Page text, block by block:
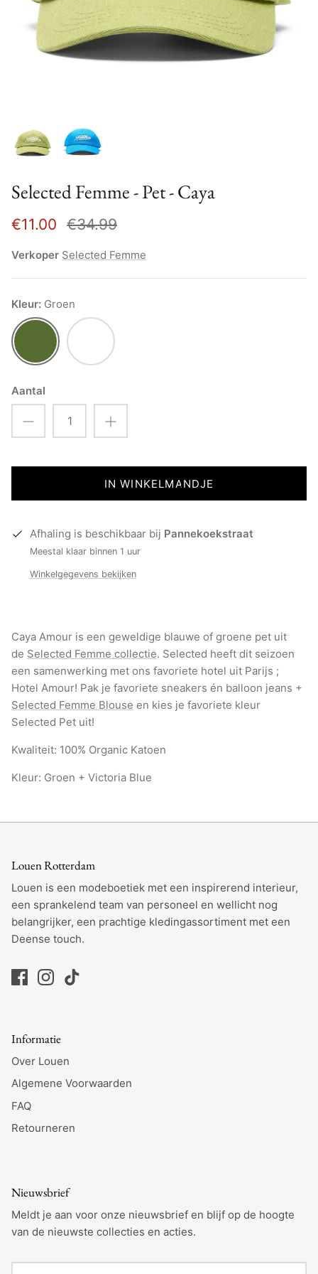
Selected Femme - Pet - Caya
€11.00 €34.99
Verkoper Selected Femme
Kleur Groen
Groen
Donker
Aantal
IN WINKELMANDJE
Afhaling is beschikbaar bij Pannekoekstraat
Meestal klaar binnen 1 uur
Winkelgegevens bekijken
Caya Amour is een geweldige blauwe of groene pet uit
de Selected Femme collectie. Selected heeft dit seizoen
een samenwerking met ons favoriete hotel uit Parijs ;
Hotel Amour! Pak je favoriete sneakers én balloon jeans +
Selected Femme Blouse en kies je favoriete kleur
Selected Pet uit!
Kwaliteit: 100% Organic Katoen
Kleur: Groen + Victoria Blue
Louen Rotterdam
Louen is een modeboetiek met een inspirerend interieur,
een sprankelend team van personeel en wellicht nog
belangrijker, een prachtige kledingassortiment met een
Deense touch.
Informatie
Over Louen
Algemene Voorwaarden
FAQ
Retourneren
Nieuwsbrief
Meldt je aan voor onze nieuwsbrief en blijf op de hoogte
van de nieuwste collecties en acties.